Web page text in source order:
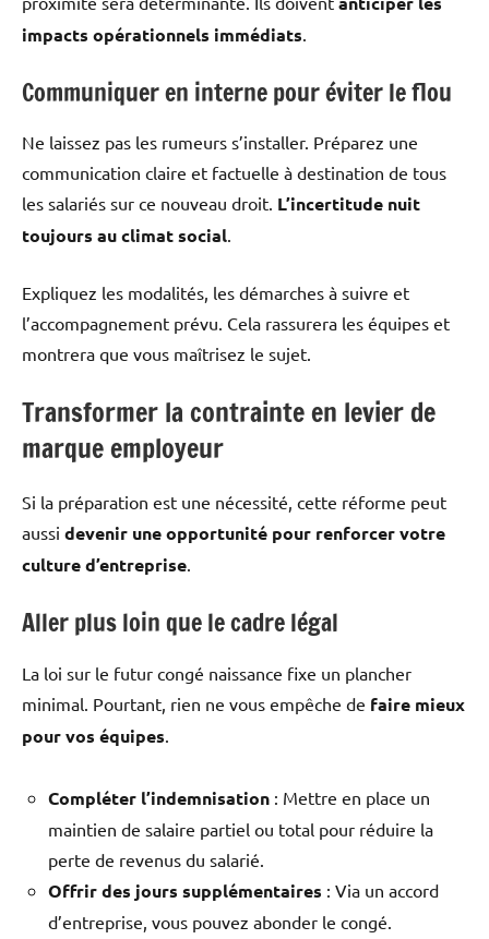
impacts opérationnels immédiats
Communiquer en interne pour éviter le flou
Ne laissez pas les rumeurs s’installer. Préparez une
communication claire et factuelle à destination de tous
les salariés sur ce nouveau droit. L’incertitude nuit
toujours au climat social.
Expliquez les modalités, les démarches à suivre et
l’accompagnement prévu. Cela rassurera les équipes et
montrera que vous maîtrisez le sujet.
Transformer la contrainte en levier de
marque employeur
Si la préparation est une nécessité, cette réforme peut
aussi devenir une opportunité pour renforcer votre
culture d’entreprise.
Aller plus loin que le cadre légal
La loi sur le futur congé naissance fixe un plancher
minimal. Pourtant, rien ne vous empêche de faire mieux
pour vos équipes
Compléter l’indemnisation : Mettre en place un
maintien de salaire partiel ou total pour réduire la
perte de revenus du salarié.
Offrir des jours supplémentaires : Via un accord
d’entreprise, vous pouvez abonder le congé.